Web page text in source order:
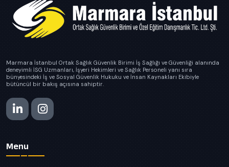
Marmara İstanbul Ortak Sağlık Güvenlik Birimi İş Sağlığı ve Güvenliği alanında
deneyimli İSG Uzmanları, İşyeri Hekimleri ve Sağlık Personeli yanı sıra
bünyesindeki İş ve Sosyal Güvenlik Hukuku ve İnsan Kaynakları Ekibiyle
bütüncül bir bakış açısına sahiptir.
Menu